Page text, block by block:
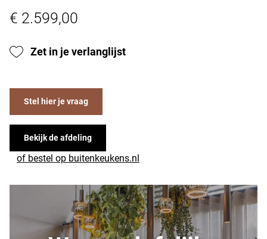
€ 2.599,00
Zet in je verlanglijst
Stel hier je vraag
Bekijk de afdeling
of bestel op buitenkeukens.nl